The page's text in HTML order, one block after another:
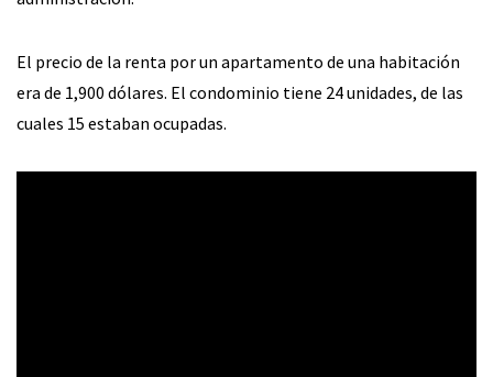
El precio de la renta por un apartamento de una habitación
era de 1,900 dólares. El condominio tiene 24 unidades, de las
cuales 15 estaban ocupadas.